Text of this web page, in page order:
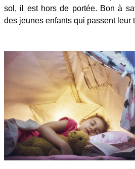
sol, il est hors de portée. Bon à
des jeunes enfants qui passent leur